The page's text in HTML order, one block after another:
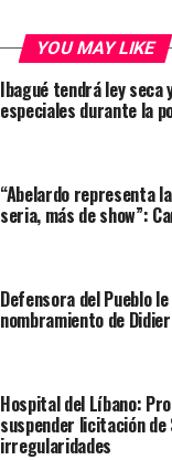
YOU MAY LIKE
Ibagué tendrá ley
especiales durante la
“Abelardo representa
seria, más de show”:
Defensora del Pueblo
nombramiento de
Hospital del Líbano:
suspender licitación
irregularidades